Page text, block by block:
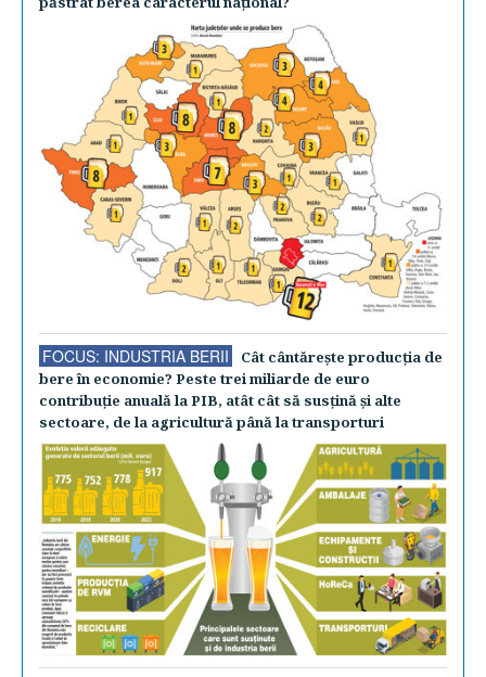
FOCUS: INDUSTRIA BERII
Cât cântăreşte producţia de
bere în economie? Peste trei miliarde de euro
contribuţie anuală la PIB, atât cât să susţină şi alte
sectoare, de la agricultură până la transporturi